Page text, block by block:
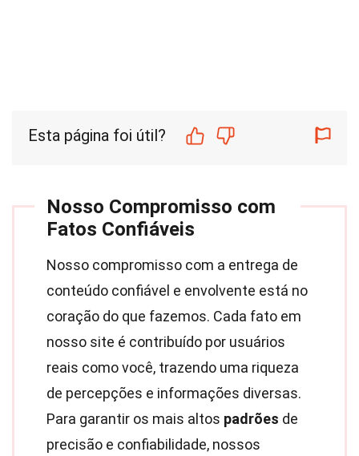
Esta página foi útil?
Nosso Compromisso com
Fatos Confiáveis
Nosso compromisso com a entrega de
conteúdo confiável e envolvente está no
coração do que fazemos. Cada fato em
nosso site é contribuído por usuários
reais como você, trazendo uma riqueza
de percepções e informações diversas.
Para garantir os mais altos padrões de
precisão e confiabilidade, nossos